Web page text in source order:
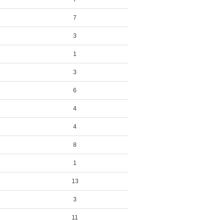
7
3
1
3
6
4
4
8
1
13
3
11